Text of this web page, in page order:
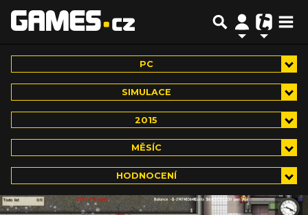
PC
SIMULACE
2015
MĚSÍC
HODNOCENÍ